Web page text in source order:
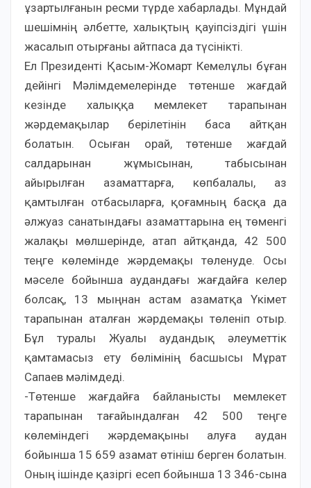
ұзартылғанын ресми түрде хабарлады. Мұндай
шешімнің әлбетте, халықтың қауіпсіздігі үшін
жасалып отырғаны айтпаса да түсінікті.
Ел Президенті Қасым-Жомарт Кемелұлы бұған
дейінгі Мәлімдемелерінде төтенше жағдай
кезінде халыққа мемлекет тарапынан
жәрдемақылар берілетінін баса айтқан
болатын. Осыған орай, төтенше жағдай
салдарынан жұмысынан, табысынан
айырылған азаматтарға, көпбалалы, аз
қамтылған отбасыларға, қоғамның басқа да
әлжуаз санатындағы азаматтарына ең төменгі
жалақы мөлшерінде, атап айтқанда, 42 500
теңге көлемінде жәрдемақы төленуде. Осы
мәселе бойынша аудандағы жағдайға келер
болсақ, 13 мыңнан астам азаматқа Үкімет
тарапынан аталған жәрдемақы төленіп отыр.
Бұл туралы Жуалы аудандық әлеуметтік
қамтамасыз ету бөлімінің басшысы Мұрат
Сапаев мәлімдеді.
-Төтенше жағдайға байланысты мемлекет
тарапынан тағайындалған 42 500 теңге
көлеміндегі жәрдемақыны алуға аудан
бойынша 15 659 азамат өтініш берген болатын.
Оның ішінде қазіргі есеп бойынша 13 346-сына